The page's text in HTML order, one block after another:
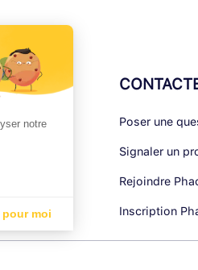
Poser une
Signaler un
Rejoindre
Inscription
notre
pour moi
: Personnalisez vos